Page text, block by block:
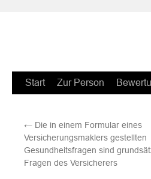
Zum
springen
Start Zur Person
← Die in einem Formular eines
Versicherungsmaklers gestellten
Gesundheitsfragen sind
Fragen des Versicherers